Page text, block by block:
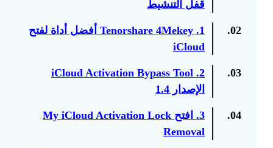
قفل التنشيط
02.
1. Tenorshare 4Mekey أفضل أداة لفتح
iCloud
03.
2. iCloud Activation Bypass Tool
الإصدار 1.4
04.
3. افتح My iCloud Activation Lock
Removal